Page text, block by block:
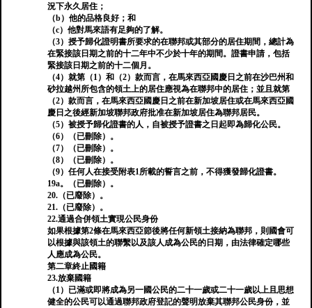
況下永久居住；
（b）他的品格良好；和
（c）他對馬來語有足夠的了解。
（3）授予歸化證明書所要求的在聯邦或其部分的居住期間，總計為
在緊接該日期之前的十二年中不少於十年的期間。證書申請，包括
緊接該日期之前的十二個月。
（4）就第（1）和（2）款而言，在馬來西亞國慶日之前在沙巴州和
砂拉越州所包含的領土上的居住應視為在聯邦中的居住；並且就第
（2）款而言，在馬來西亞國慶日之前在新加坡居住或在馬來西亞國
慶日之後經新加坡聯邦政府批准在新加坡居住為聯邦居民。
（5）被授予歸化證書的人，自被授予證書之日起即為歸化公民。
（6）（已刪除）。
（7）（已刪除）。
（8）（已刪除）。
（9）任何人在接受附表1所載的誓言之前，不得獲發歸化證書。
19a。（已刪除）。
20.（已廢除）。
21.（已廢除）。
22.通過合併領土實現公民身份
如果根據第2條在馬來西亞節後將任何新領土接納為聯邦，則國會可
以根據與該領土的聯繫以及該人成為公民的日期，由法律確定哪些
人應成為公民。
第二章終止國籍
23.放棄國籍
（1）已滿或即將成為另一國公民的二十一歲或二十一歲以上且思想
健全的公民可以通過聯邦政府登記的聲明放棄其聯邦公民身份，並